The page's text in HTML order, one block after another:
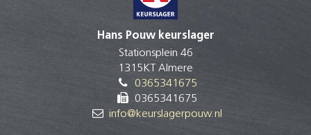
Hans Pouw keurslager
Stationsplein 46
1315KT Almere
0365341675
0365341675
info@keurslagerpouw.nl